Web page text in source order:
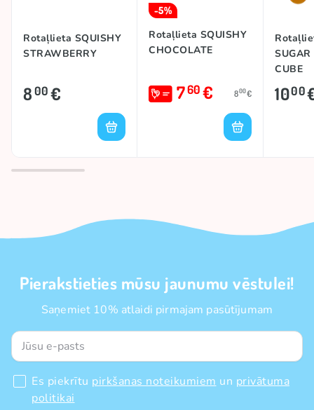
Rotaļlieta SQUISHY
STRAWBERRY
800€
-5%
Rotaļlieta SQUISHY
CHOCOLATE
760€ 800€
CUBE
1000
Pierakstieties mūsu jaunumu vēstulei!
Saņemiet 10% atlaidi pirmajam pasūtījumam
Es piekrītu pirkšanas noteikumiem un privātuma
politikai